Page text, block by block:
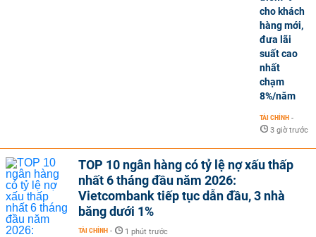
cho khách
hàng mới,
đưa lãi
suất cao
nhất
chạm
8%/năm
TÀI CHÍNH -
3 giờ trước
TOP 10 ngân hàng có tỷ lệ nợ xấu thấp
nhất 6 tháng đầu năm 2026:
Vietcombank tiếp tục dẫn đầu, 3 nhà
băng dưới 1%
TÀI CHÍNH - 1 phút trước